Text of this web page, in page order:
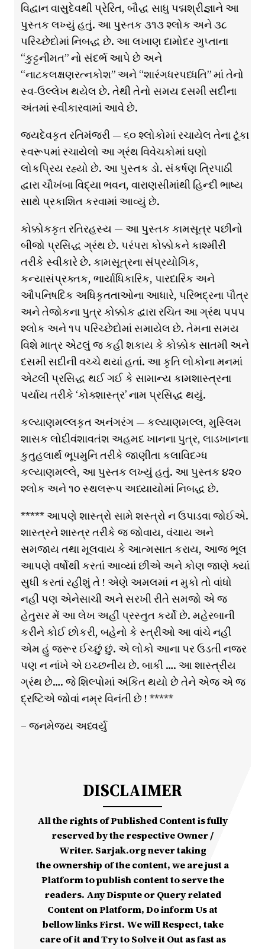
વિદ્વાન વાસુદેવથી પ્રેરિત, બૌદ્ધ સાધુ પદ્મશ્રીજ્ઞાને આ
પુસ્તક લખ્યું હતું. આ પુસ્તક ૩૧૩ શ્લોક અને ૩૮
પરિચ્છેદોમાં નિબદ્ધ છે. આ લખાણ દામોદર ગુપ્તાના
“કુટ્ટનીમત” નો સંદર્ભ આપે છે અને
“નાટકલક્ષણરત્નકોશ” અને “શારંગધરપધ્ધતિ” માં તેનો
સ્વ-ઉલ્લેખ થયેલ છે. તેથી તેનો સમય દસમી સદીના
અંતમાં સ્વીકારવામાં આવે છે.
જયદેવકૃત રતિમંજરી — ૬૦ શ્લોકોમાં રચાયેલ તેના ટૂંકા
સ્વરૂપમાં રચાયેલો આ ગ્રંથ વિવેચકોમાં ઘણો
લોકપ્રિય રહ્યો છે. આ પુસ્તક ડો. સંકર્ષણ ત્રિપાઠી
દ્વારા ચૌખંબા વિદ્યા ભવન, વારાણસીમાંથી હિન્દી ભાષ્ય
સાથે પ્રકાશિત કરવામાં આવ્યું છે.
કોક્કોકકૃત રતિરહસ્ય — આ પુસ્તક કામસૂત્ર પછીનો
બીજો પ્રસિદ્ધ ગ્રંથ છે. પરંપરા કોક્કોકને કાશ્મીરી
તરીકે સ્વીકારે છે. કામસૂત્રના સંપ્રયોગિક,
કન્યાસંપ્રક્તક, ભાર્યાધિકારિક, પારદારિક અને
ઔપનિષદિક અધિકૃતતાઓના આધારે, પરિભદ્રના પૌત્ર
અને તેજોકના પુત્ર કોક્કોક દ્વારા રચિત આ ગ્રંથ ૫૫૫
શ્લોક અને ૧૫ પરિચ્છેદોમાં સમાયેલ છે. તેમના સમય
વિશે માત્ર એટલું જ કહી શકાય કે કોક્કોક સાતમી અને
દસમી સદીની વચ્ચે થયાં હતાં. આ કૃતિ લોકોના મનમાં
એટલી પ્રસિદ્ધ થઈ ગઈ કે સામાન્ય કામશાસ્ત્રના
પર્યાય તરીકે ‘કોક્શાસ્ત્ર’ નામ પ્રસિદ્ધ થયું.
કલ્યાણમલ્લકૃત અનંગરંગ — કલ્યાણમલ્લ, મુસ્લિમ
શાસક લોદીવંશાવતંશ અહમદ ખાનના પુત્ર, લાડખાનના
કુતુહલાર્થ ભૂપમુનિ તરીકે જાણીતા કલાવિદગ્ધ
કલ્યાણમલ્લે, આ પુસ્તક લખ્યું હતું. આ પુસ્તક ૪૨૦
શ્લોક અને ૧૦ સ્થલરૂપ અધ્યાયોમાં નિબદ્ધ છે.
***** આપણે શાસ્ત્રો સામે શસ્ત્રો ન ઉપાડવા જોઈએ.
શાસ્ત્રને શાસ્ત્ર તરીકે જ જોવાય, વંચાય અને
સમજાય તથા મૂલવાય કે આત્મસાત કરાય, આજ ભૂલ
આપણે વર્ષોથી કરતાં આવ્યાં છીએ અને કોણ જાણે ક્યાં
સુધી કરતાં રહીશું તે ! એણે અમલમાં ન મુકો તો વાંધો
નહીં પણ એનેસાચી અને સરખી રીતે સમજો એ જ
હેતુસર મેં આ લેખ અહીં પ્રસ્તુત કર્યો છે. મહેરબાની
કરીને કોઈ છોકરી, બહેનો કે સ્ત્રીઓ આ વાંચે નહીં
એમ હું જરૂર ઈચ્છું છું. એ લોકો આના પર ઉડતી નજર
પણ ન નાંખે એ ઇચ્છનીય છે. બાકી …. આ શાસ્ત્રીય
ગ્રંથ છે…. જે શિલ્પોમાં અંકિત થયો છે તેને એજ એ જ
દ્રષ્ટિએ જોવાં નમ્ર વિનંતી છે ! *****
– જનમેજય અધ્વર્યુ
DISCLAIMER
All the rights of Published Content is fully
reserved by the respective Owner /
Writer. Sarjak.org never taking
the ownership of the content, we are just a
Platform to publish content to serve the
readers. Any Dispute or Query related
Content on Platform, Do inform Us at
bellow links First. We will Respect, take
care of it and Try to Solve it Out as fast as